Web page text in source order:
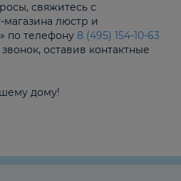
свяжитесь с
люстр и
по телефону 8 (495) 154-10-63
оставив контактные
дому!